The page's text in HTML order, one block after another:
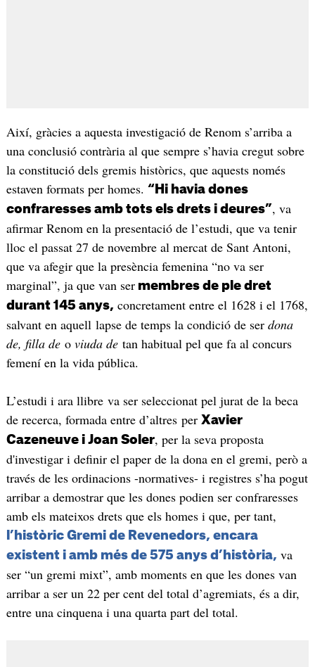
Així, gràcies a aquesta investigació de Renom s’arriba a
una conclusió contrària al que sempre s’havia cregut sobre
la constitució dels gremis històrics, que aquests només
estaven formats per homes. “Hi havia dones
confraresses amb tots els drets i deures”, va
afirmar Renom en la presentació de l’estudi, que va tenir
lloc el passat 27 de novembre al mercat de Sant Antoni,
que va afegir que la presència femenina “no va ser
marginal”, ja que van sermembres de ple dret
durant 145 anys, concretament entre el 1628 i el 1768,
salvant en aquell lapse de temps la condició de ser dona
de, filla deo viuda detan habitual pel que fa al concurs
femení en la vida pública.
L’estudi i ara llibre va ser seleccionat pel jurat de la beca
de recerca, formada entre d’altres per Xavier
Cazeneuve i Joan Soler, per la seva proposta
d'investigar i definir el paper de la dona en el gremi, però a
través de les ordinacions -normatives- i registres s’ha pogut
arribar a demostrar que les dones podien ser confraresses
amb els mateixos drets que els homes i que, per tant,
l’històric Gremi de Revenedors, encara
existent i amb més de 575 anys d’història, va
ser “un gremi mixt”, amb moments en que les dones van
arribar a ser un 22 per cent del total d’agremiats, és a dir,
entre una cinquena i una quarta part del total.